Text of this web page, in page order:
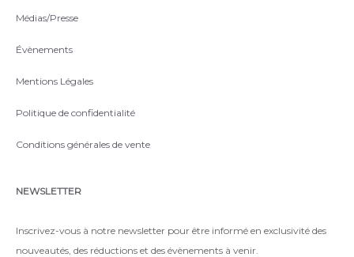
Médias/Presse
Évènements
Mentions Légales
Politique de confidentialité
Conditions générales de vente
NEWSLETTER
Inscrivez-vous à notre newsletter pour être informé en exclusivité des
nouveautés, des réductions et des évènements à venir.